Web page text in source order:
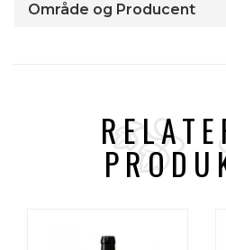
Område og Producent